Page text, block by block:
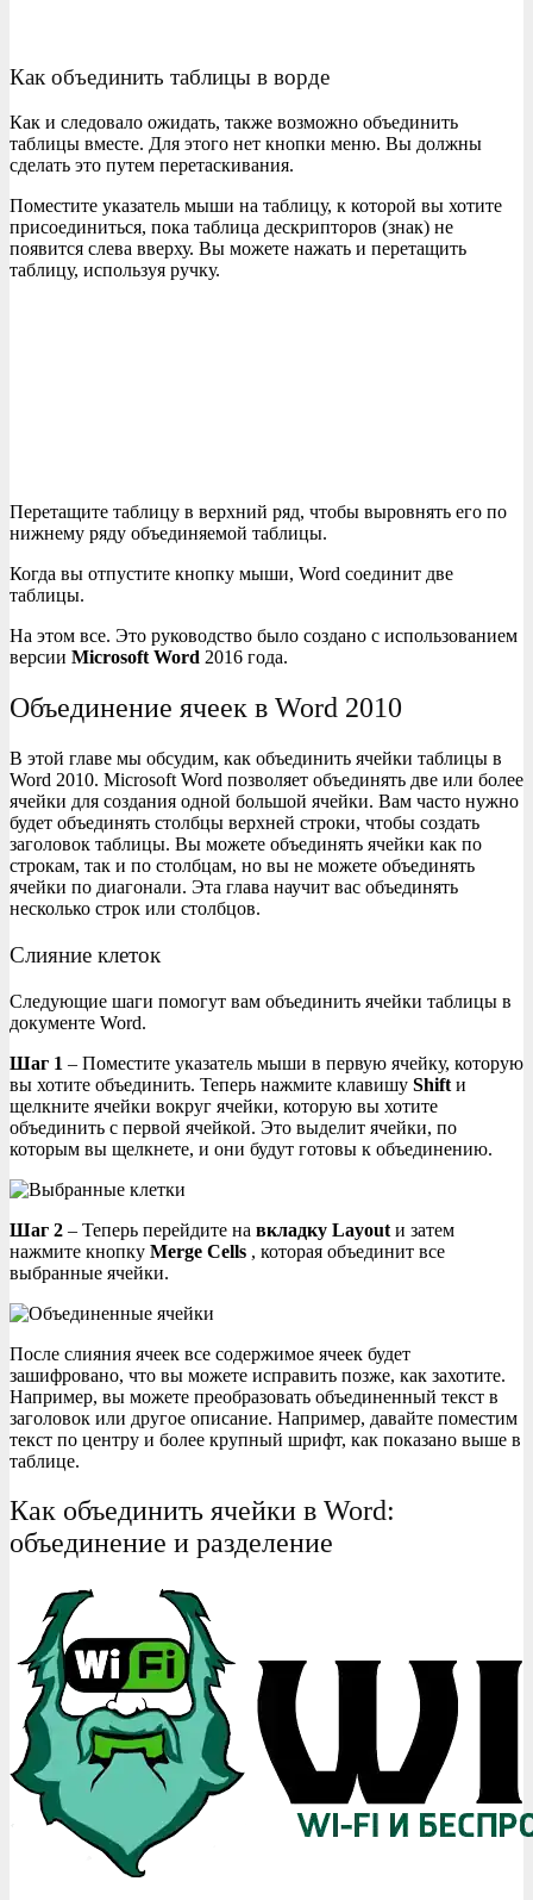
Как объединить таблицы в ворде
Как и следовало ожидать, также возможно объединить
таблицы вместе. Для этого нет кнопки меню. Вы должны
сделать это путем перетаскивания.
Поместите указатель мыши на таблицу, к которой вы хотите
присоединиться, пока таблица дескрипторов (знак) не
появится слева вверху. Вы можете нажать и перетащить
таблицу, используя ручку.
Перетащите таблицу в верхний ряд, чтобы выровнять его по
нижнему ряду объединяемой таблицы.
Когда вы отпустите кнопку мыши, Word соединит две
таблицы.
На этом все. Это руководство было создано с использованием
версии Microsoft Word 2016 года.
Объединение ячеек в Word 2010
В этой главе мы обсудим, как объединить ячейки таблицы в
Word 2010. Microsoft Word позволяет объединять две или более
ячейки для создания одной большой ячейки. Вам часто нужно
будет объединять столбцы верхней строки, чтобы создать
заголовок таблицы. Вы можете объединять ячейки как по
строкам, так и по столбцам, но вы не можете объединять
ячейки по диагонали. Эта глава научит вас объединять
несколько строк или столбцов.
Слияние клеток
Следующие шаги помогут вам объединить ячейки таблицы в
документе Word.
Шаг 1 – Поместите указатель мыши в первую ячейку, которую
вы хотите объединить. Теперь нажмите клавишу Shift и
щелкните ячейки вокруг ячейки, которую вы хотите
объединить с первой ячейкой. Это выделит ячейки, по
которым вы щелкнете, и они будут готовы к объединению.
Шаг 2 – Теперь перейдите на вкладку Layout и затем
нажмите кнопку Merge Cells , которая объединит все
выбранные ячейки.
После слияния ячеек все содержимое ячеек будет
зашифровано, что вы можете исправить позже, как захотите.
Например, вы можете преобразовать объединенный текст в
заголовок или другое описание. Например, давайте поместим
текст по центру и более крупный шрифт, как показано выше в
таблице.
Как объединить ячейки в Word:
объединение и разделение